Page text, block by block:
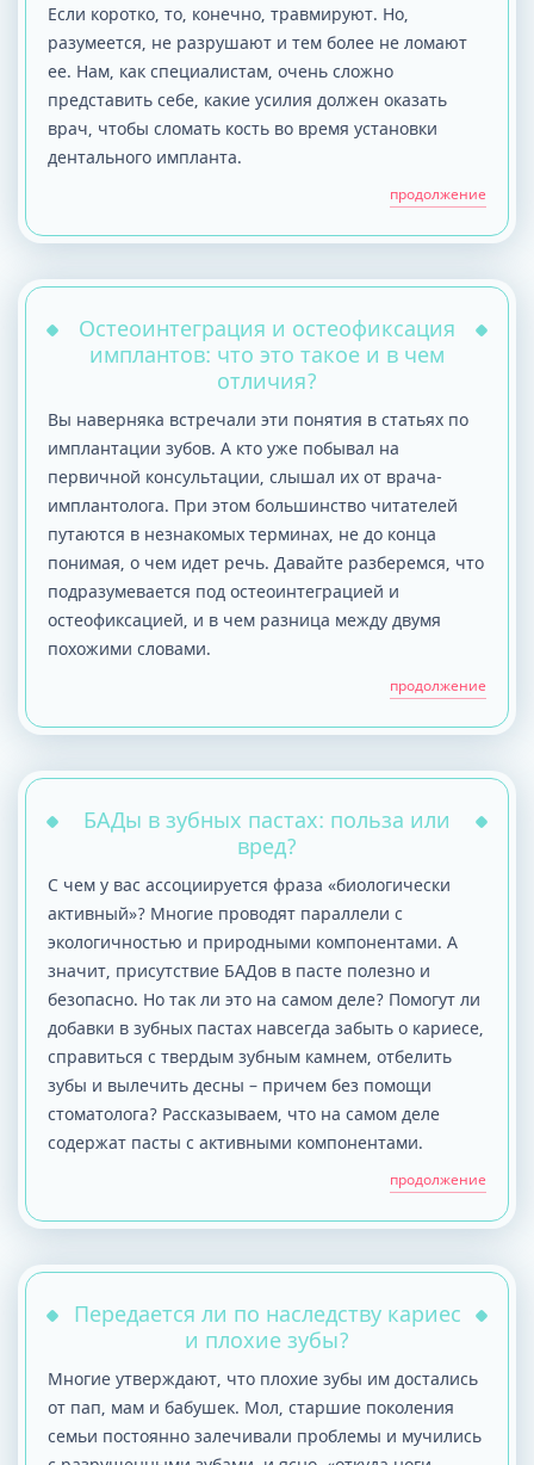
Если коротко, то, конечно, травмируют. Но,
разумеется, не разрушают и тем более не ломают
ее. Нам, как специалистам, очень сложно
представить себе, какие усилия должен оказать
врач, чтобы сломать кость во время установки
дентального импланта.
продолжение
Остеоинтеграция и остеофиксация
имплантов: что это такое и в чем
отличия?
Вы наверняка встречали эти понятия в статьях по
имплантации зубов. А кто уже побывал на
первичной консультации, слышал их от врача-
имплантолога. При этом большинство читателей
путаются в незнакомых терминах, не до конца
понимая, о чем идет речь. Давайте разберемся, что
подразумевается под остеоинтеграцией и
остеофиксацией, и в чем разница между двумя
похожими словами.
продолжение
БАДы в зубных пастах: польза или
вред?
С чем у вас ассоциируется фраза «биологически
активный»? Многие проводят параллели с
экологичностью и природными компонентами. А
значит, присутствие БАДов в пасте полезно и
безопасно. Но так ли это на самом деле? Помогут ли
добавки в зубных пастах навсегда забыть о кариесе,
справиться с твердым зубным камнем, отбелить
зубы и вылечить десны – причем без помощи
стоматолога? Рассказываем, что на самом деле
содержат пасты с активными компонентами.
продолжение
Передается ли по наследству кариес
и плохие зубы?
Многие утверждают, что плохие зубы им достались
от пап, мам и бабушек. Мол, старшие поколения
семьи постоянно залечивали проблемы и мучились